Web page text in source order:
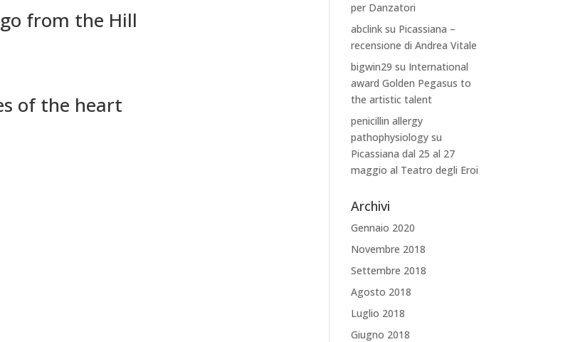
from the Hill
of the heart
per Danzatori
abclink su Picassiana –
recensione di Andrea Vitale
bigwin29 su International
award Golden Pegasus to
the artistic talent
penicillin allergy
pathophysiology su
Picassiana dal 25 al 27
maggio al Teatro degli Eroi
Archivi
Gennaio 2020
Novembre 2018
Settembre 2018
Agosto 2018
Luglio 2018
Giugno 2018